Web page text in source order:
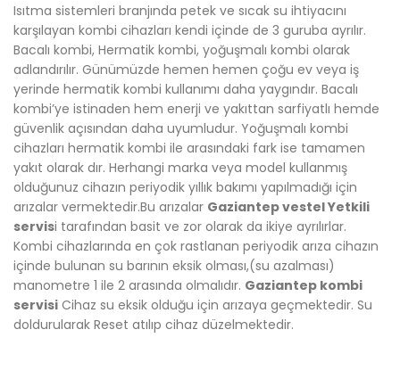
Isıtma sistemleri branjında petek ve sıcak su ihtiyacını
karşılayan kombi cihazları kendi içinde de 3 guruba ayrılır.
Bacalı kombi, Hermatik kombi, yoğuşmalı kombi olarak
adlandırılır. Günümüzde hemen hemen çoğu ev veya iş
yerinde hermatik kombi kullanımı daha yaygındır. Bacalı
kombi’ye istinaden hem enerji ve yakıttan sarfiyatlı hemde
güvenlik açısından daha uyumludur. Yoğuşmalı kombi
cihazları hermatik kombi ile arasındaki fark ise tamamen
yakıt olarak dır. Herhangi marka veya model kullanmış
olduğunuz cihazın periyodik yıllık bakımı yapılmadığı için
arızalar vermektedir.Bu arızalar Gaziantep vestel Yetkili
servisi tarafından basit ve zor olarak da ikiye ayrılırlar.
Kombi cihazlarında en çok rastlanan periyodik arıza cihazın
içinde bulunan su barının eksik olması,(su azalması)
manometre 1 ile 2 arasında olmalıdır. Gaziantep kombi
servisi Cihaz su eksik olduğu için arızaya geçmektedir. Su
doldurularak Reset atılıp cihaz düzelmektedir.